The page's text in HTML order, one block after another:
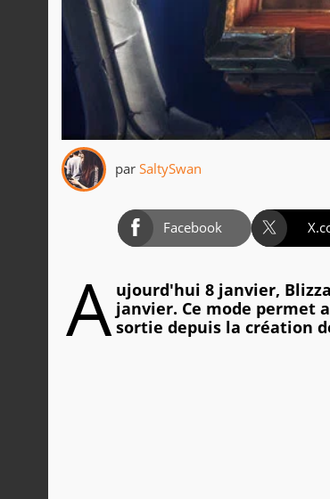
par SaltySwan
Facebook
A ujourd'hui 8 janvier,
janvier. Ce mode permet
sortie depuis la création